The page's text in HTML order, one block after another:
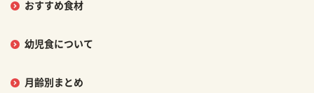
おすすめ食材
幼児食について
月齢別まとめ